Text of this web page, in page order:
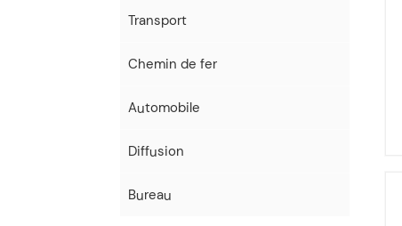
Transport
Chemin de fer
Automobile
Diffusion
Bureau